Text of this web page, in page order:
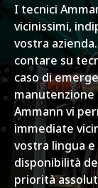
I tecnici
vicinissimi,
vostra
contare su
caso di
manutenzione
Ammann vi
immediate
vostra lingua
disponibilità
priorità